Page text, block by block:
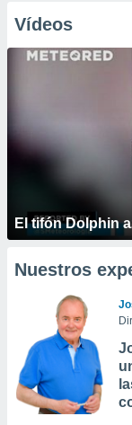
Vídeos
El tifón Dolphin
Nuestros